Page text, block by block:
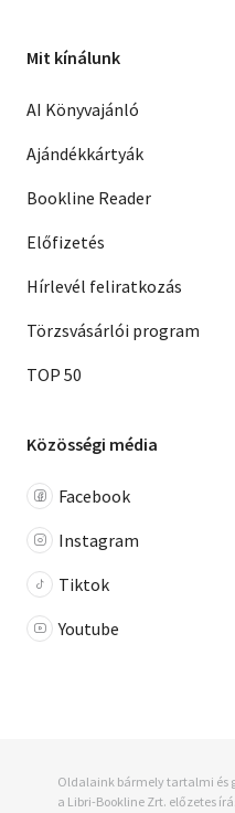
Mit kínálunk
AI Könyvajánló
Ajándékkártyák
Bookline Reader
Előfizetés
Hírlevél feliratkozás
Törzsvásárlói program
TOP 50
Közösségi média
Facebook
Instagram
Tiktok
Youtube
Oldalaink bármely tartalmi és
a Libri-Bookline Zrt. előzetes